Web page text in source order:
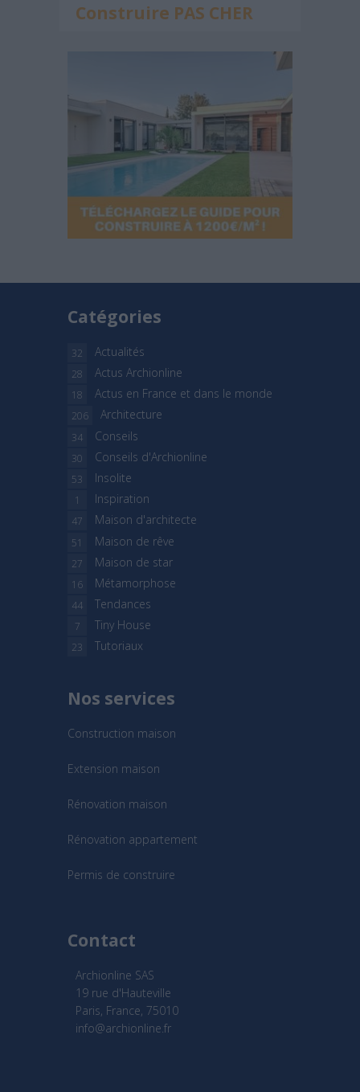
Construire PAS CHER
Catégories
Actualités
32
Actus Archionline
28
Actus en France et dans le monde
18
Architecture
206
Conseils
34
Conseils d'Archionline
30
Insolite
53
Inspiration
1
Maison d'architecte
47
Maison de rêve
51
Maison de star
27
Métamorphose
16
Tendances
44
Tiny House
7
Tutoriaux
23
Nos services
Construction maison
Extension maison
Rénovation maison
Rénovation appartement
Permis de construire
Contact
Archionline SAS
19 rue d'Hauteville
Paris, France, 75010
info@archionline.fr